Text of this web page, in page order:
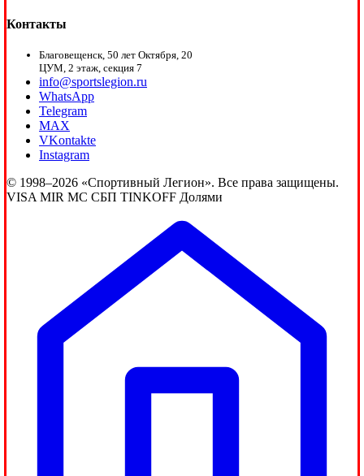
Контакты
Благовещенск, 50 лет Октября, 20
ЦУМ, 2 этаж, секция 7
info@sportslegion.ru
WhatsApp
Telegram
MAX
VKontakte
Instagram
© 1998–2026 «Спортивный Легион». Все права защищены.
VISA MIR MC СБП TINKOFF Долями